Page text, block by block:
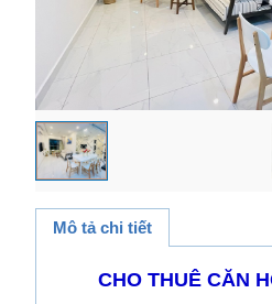
Mô tả chi tiết
CHO THUÊ CĂN